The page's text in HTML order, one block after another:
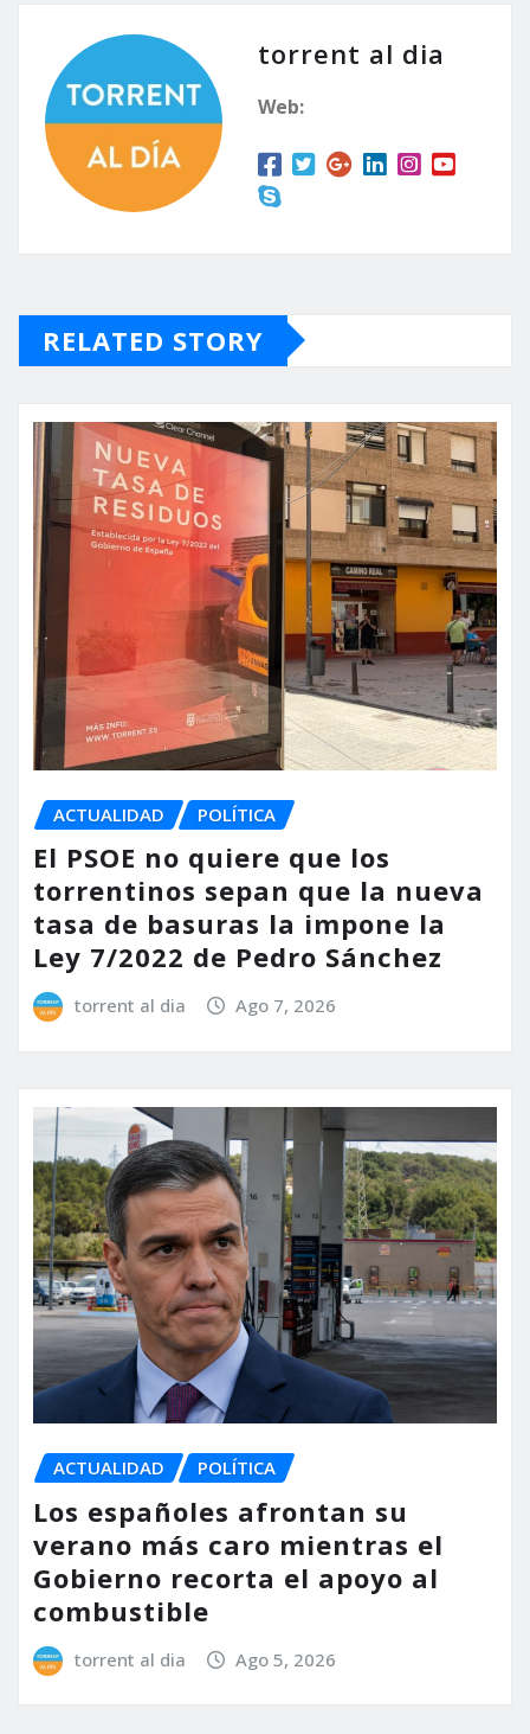
torrent al dia
Web:
RELATED STORY
ACTUALIDAD POLÍTICA
El PSOE no quiere que los
torrentinos sepan que la nueva
tasa de basuras la impone la
Ley 7/2022 de Pedro Sánchez
torrent al dia Ago 7, 2026
ACTUALIDAD POLÍTICA
Los españoles afrontan su
verano más caro mientras el
Gobierno recorta el apoyo al
combustible
torrent al dia Ago 5, 2026